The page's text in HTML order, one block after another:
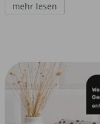
mehr lesen